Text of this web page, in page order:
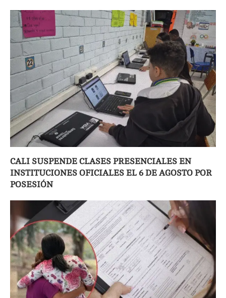
CALI SUSPENDE CLASES PRESENCIALES EN
INSTITUCIONES OFICIALES EL 6 DE AGOSTO POR
POSESIÓN